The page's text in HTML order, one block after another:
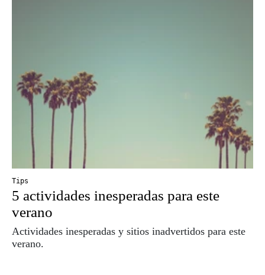
Tips
5 actividades inesperadas para este
verano
Actividades inesperadas y sitios inadvertidos para este
verano.